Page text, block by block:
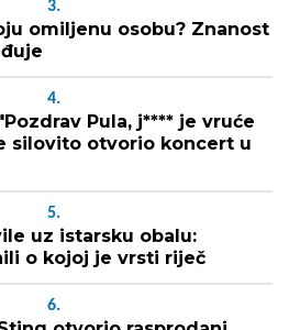
3.
omiljenu osobu? Znanost
4.
Pula, j**** je vruće
silovito otvorio koncert u
5.
uz istarsku obalu:
o kojoj je vrsti riječ
6.